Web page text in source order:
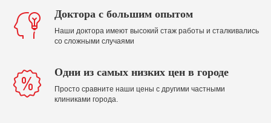
Доктора с большим опытом
Наши доктора имеют высокий стаж работы и сталкивались
со сложными случаями
Одни из самых низких цен в городе
Просто сравните наши цены с другими частными
клиниками города.